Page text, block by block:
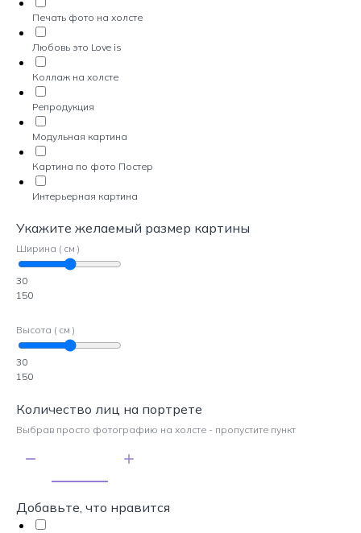
Печать фото на холсте
Любовь это Love is
Коллаж на холсте
Репродукция
Модульная картина
Картина по фото Постер
Интерьерная картина
Укажите желаемый размер картины
Ширина ( см )
30
150
Высота ( см )
30
150
Количество лиц на портрете
Выбрав просто фотографию на холсте - пропустите пункт
Добавьте, что нравится